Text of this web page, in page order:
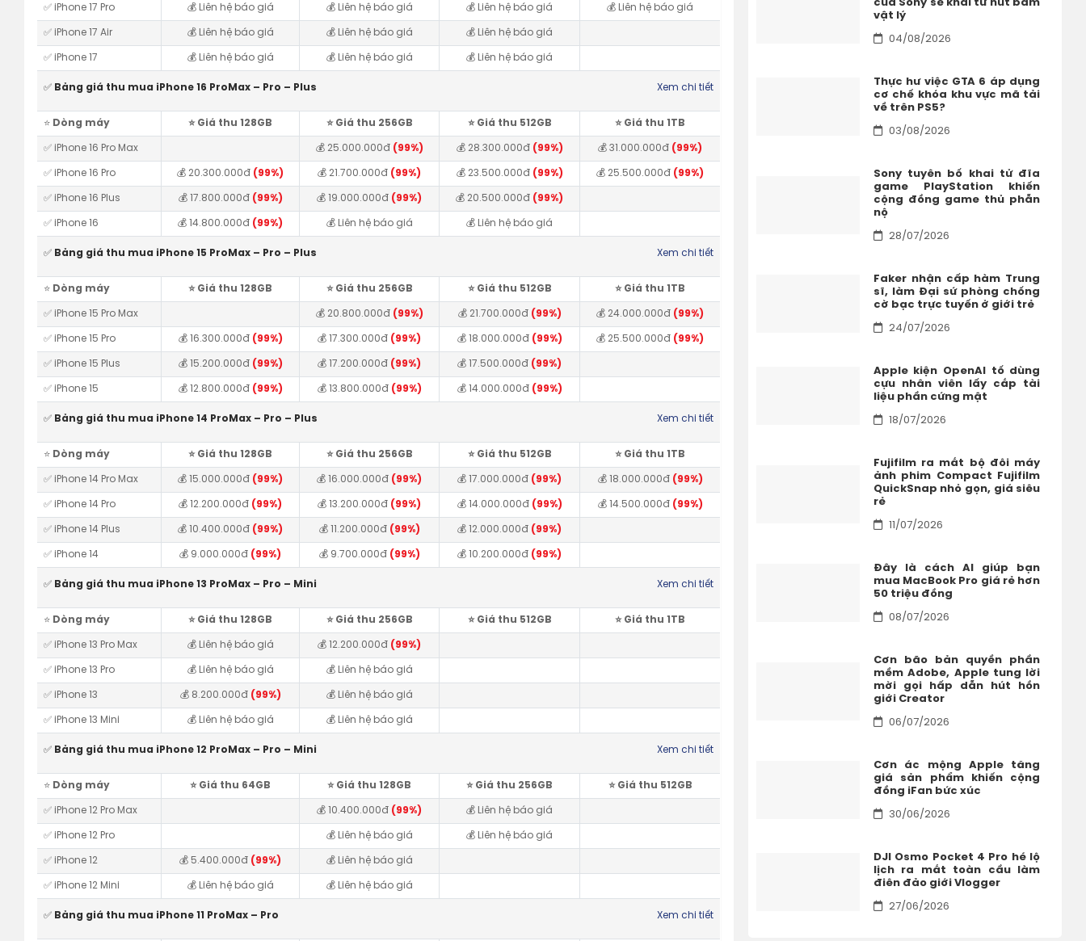
✅ iPhone 17 Pro 💰 Liên hệ báo giá 💰 Liên hệ báo giá 💰 Liên hệ báo giá 💰 Liên hệ báo giá
✅ iPhone 17 Air 💰 Liên hệ báo giá 💰 Liên hệ báo giá 💰 Liên hệ báo giá
✅ iPhone 17 💰 Liên hệ báo giá 💰 Liên hệ báo giá 💰 Liên hệ báo giá
✅ Bảng giá thu mua iPhone 16 ProMax – Pro – Plus Xem chi tiết
⭐️ Dòng máy ⭐️ Giá thu 128GB ⭐️ Giá thu 256GB ⭐️ Giá thu 512GB ⭐️ Giá thu 1TB
✅ iPhone 16 Pro Max 💰 25.000.000đ (99%) 💰 28.300.000đ (99%) 💰 31.000.000đ (99%)
✅ iPhone 16 Pro 💰 20.300.000đ (99%) 💰 21.700.000đ (99%) 💰 23.500.000đ (99%) 💰 25.500.000đ (99%)
✅ iPhone 16 Plus 💰 17.800.000đ (99%) 💰 19.000.000đ (99%) 💰 20.500.000đ (99%)
✅ iPhone 16 💰 14.800.000đ (99%) 💰 Liên hệ báo giá 💰 Liên hệ báo giá
✅ Bảng giá thu mua iPhone 15 ProMax – Pro – Plus Xem chi tiết
⭐️ Dòng máy ⭐️ Giá thu 128GB ⭐️ Giá thu 256GB ⭐️ Giá thu 512GB ⭐️ Giá thu 1TB
✅ iPhone 15 Pro Max 💰 20.800.000đ (99%) 💰 21.700.000đ (99%) 💰 24.000.000đ (99%)
✅ iPhone 15 Pro 💰 16.300.000đ (99%) 💰 17.300.000đ (99%) 💰 18.000.000đ (99%) 💰 25.500.000đ (99%)
✅ iPhone 15 Plus 💰 15.200.000đ (99%) 💰 17.200.000đ (99%) 💰 17.500.000đ (99%)
✅ iPhone 15 💰 12.800.000đ (99%) 💰 13.800.000đ (99%) 💰 14.000.000đ (99%)
✅ Bảng giá thu mua iPhone 14 ProMax – Pro – Plus Xem chi tiết
⭐️ Dòng máy ⭐️ Giá thu 128GB ⭐️ Giá thu 256GB ⭐️ Giá thu 512GB ⭐️ Giá thu 1TB
✅ iPhone 14 Pro Max 💰 15.000.000đ (99%) 💰 16.000.000đ (99%) 💰 17.000.000đ (99%) 💰 18.000.000đ (99%)
✅ iPhone 14 Pro 💰 12.200.000đ (99%) 💰 13.200.000đ (99%) 💰 14.000.000đ (99%) 💰 14.500.000đ (99%)
✅ iPhone 14 Plus 💰 10.400.000đ (99%) 💰 11.200.000đ (99%) 💰 12.000.000đ (99%)
✅ iPhone 14 💰 9.000.000đ (99%) 💰 9.700.000đ (99%) 💰 10.200.000đ (99%)
✅ Bảng giá thu mua iPhone 13 ProMax – Pro – Mini Xem chi tiết
⭐️ Dòng máy ⭐️ Giá thu 128GB ⭐️ Giá thu 256GB ⭐️ Giá thu 512GB ⭐️ Giá thu 1TB
✅ iPhone 13 Pro Max 💰 Liên hệ báo giá 💰 12.200.000đ (99%)
✅ iPhone 13 Pro 💰 Liên hệ báo giá 💰 Liên hệ báo giá
✅ iPhone 13 💰 8.200.000đ (99%) 💰 Liên hệ báo giá
✅ iPhone 13 Mini 💰 Liên hệ báo giá 💰 Liên hệ báo giá
✅ Bảng giá thu mua iPhone 12 ProMax – Pro – Mini Xem chi tiết
⭐️ Dòng máy ⭐️ Giá thu 64GB ⭐️ Giá thu 128GB ⭐️ Giá thu 256GB ⭐️ Giá thu 512GB
✅ iPhone 12 Pro Max 💰 10.400.000đ (99%) 💰 Liên hệ báo giá
✅ iPhone 12 Pro 💰 Liên hệ báo giá 💰 Liên hệ báo giá
✅ iPhone 12 💰 5.400.000đ (99%) 💰 Liên hệ báo giá
✅ iPhone 12 Mini 💰 Liên hệ báo giá 💰 Liên hệ báo giá
✅ Bảng giá thu mua iPhone 11 ProMax – Pro Xem chi tiết
của Sony sẽ khai tử nút bấm
vật lý
04/08/2026
Thực hư việc GTA 6 áp dụng
cơ chế khóa khu vực mã tải
về trên PS5?
03/08/2026
Sony tuyên bố khai tử đĩa
game PlayStation khiến
cộng đồng game thủ phẫn
nộ
28/07/2026
Faker nhận cấp hàm Trung
sĩ, làm Đại sứ phòng chống
cờ bạc trực tuyến ở giới trẻ
24/07/2026
Apple kiện OpenAI tố dùng
cựu nhân viên lấy cắp tài
liệu phần cứng mật
18/07/2026
Fujifilm ra mắt bộ đôi máy
ảnh phim Compact Fujifilm
QuickSnap nhỏ gọn, giá siêu
rẻ
11/07/2026
Đây là cách AI giúp bạn
mua MacBook Pro giá rẻ hơn
50 triệu đồng
08/07/2026
Cơn bão bản quyền phần
mềm Adobe, Apple tung lời
mời gọi hấp dẫn hút hồn
giới Creator
06/07/2026
Cơn ác mộng Apple tăng
giá sản phẩm khiến cộng
đồng iFan bức xúc
30/06/2026
DJI Osmo Pocket 4 Pro hé lộ
lịch ra mắt toàn cầu làm
điên đảo giới Vlogger
27/06/2026